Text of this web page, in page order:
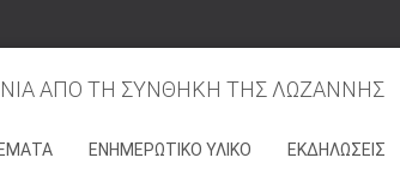
ΑΠΟ ΤΗ ΣΥΝΘΗΚΗ ΤΗΣ ΛΩΖΑΝΝΗΣ
ΕΝΗΜΕΡΩΤΙΚΟ ΥΛΙΚΟ ΕΚΔΗΛΩΣΕΙΣ